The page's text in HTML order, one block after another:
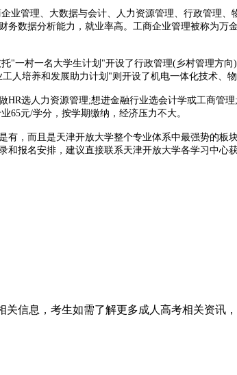
管理、大数据与会计、人力资源管理、行政管理、
数据分析能力，就业率高。工商企业管理被称为
村一名大学生计划"开设了行政管理(乡村管理方向
人培养和发展助力计划"则开设了机电一体化技术、
选人力资源管理;想进金融行业选会计学或工商管
65元/学分，按学期缴纳，经济压力不大。
有，而且是天津开放大学整个专业体系中最强势的
报名安排，建议直接联系天津开放大学各学习中心
关信息，考生如需了解更多成人高考相关资